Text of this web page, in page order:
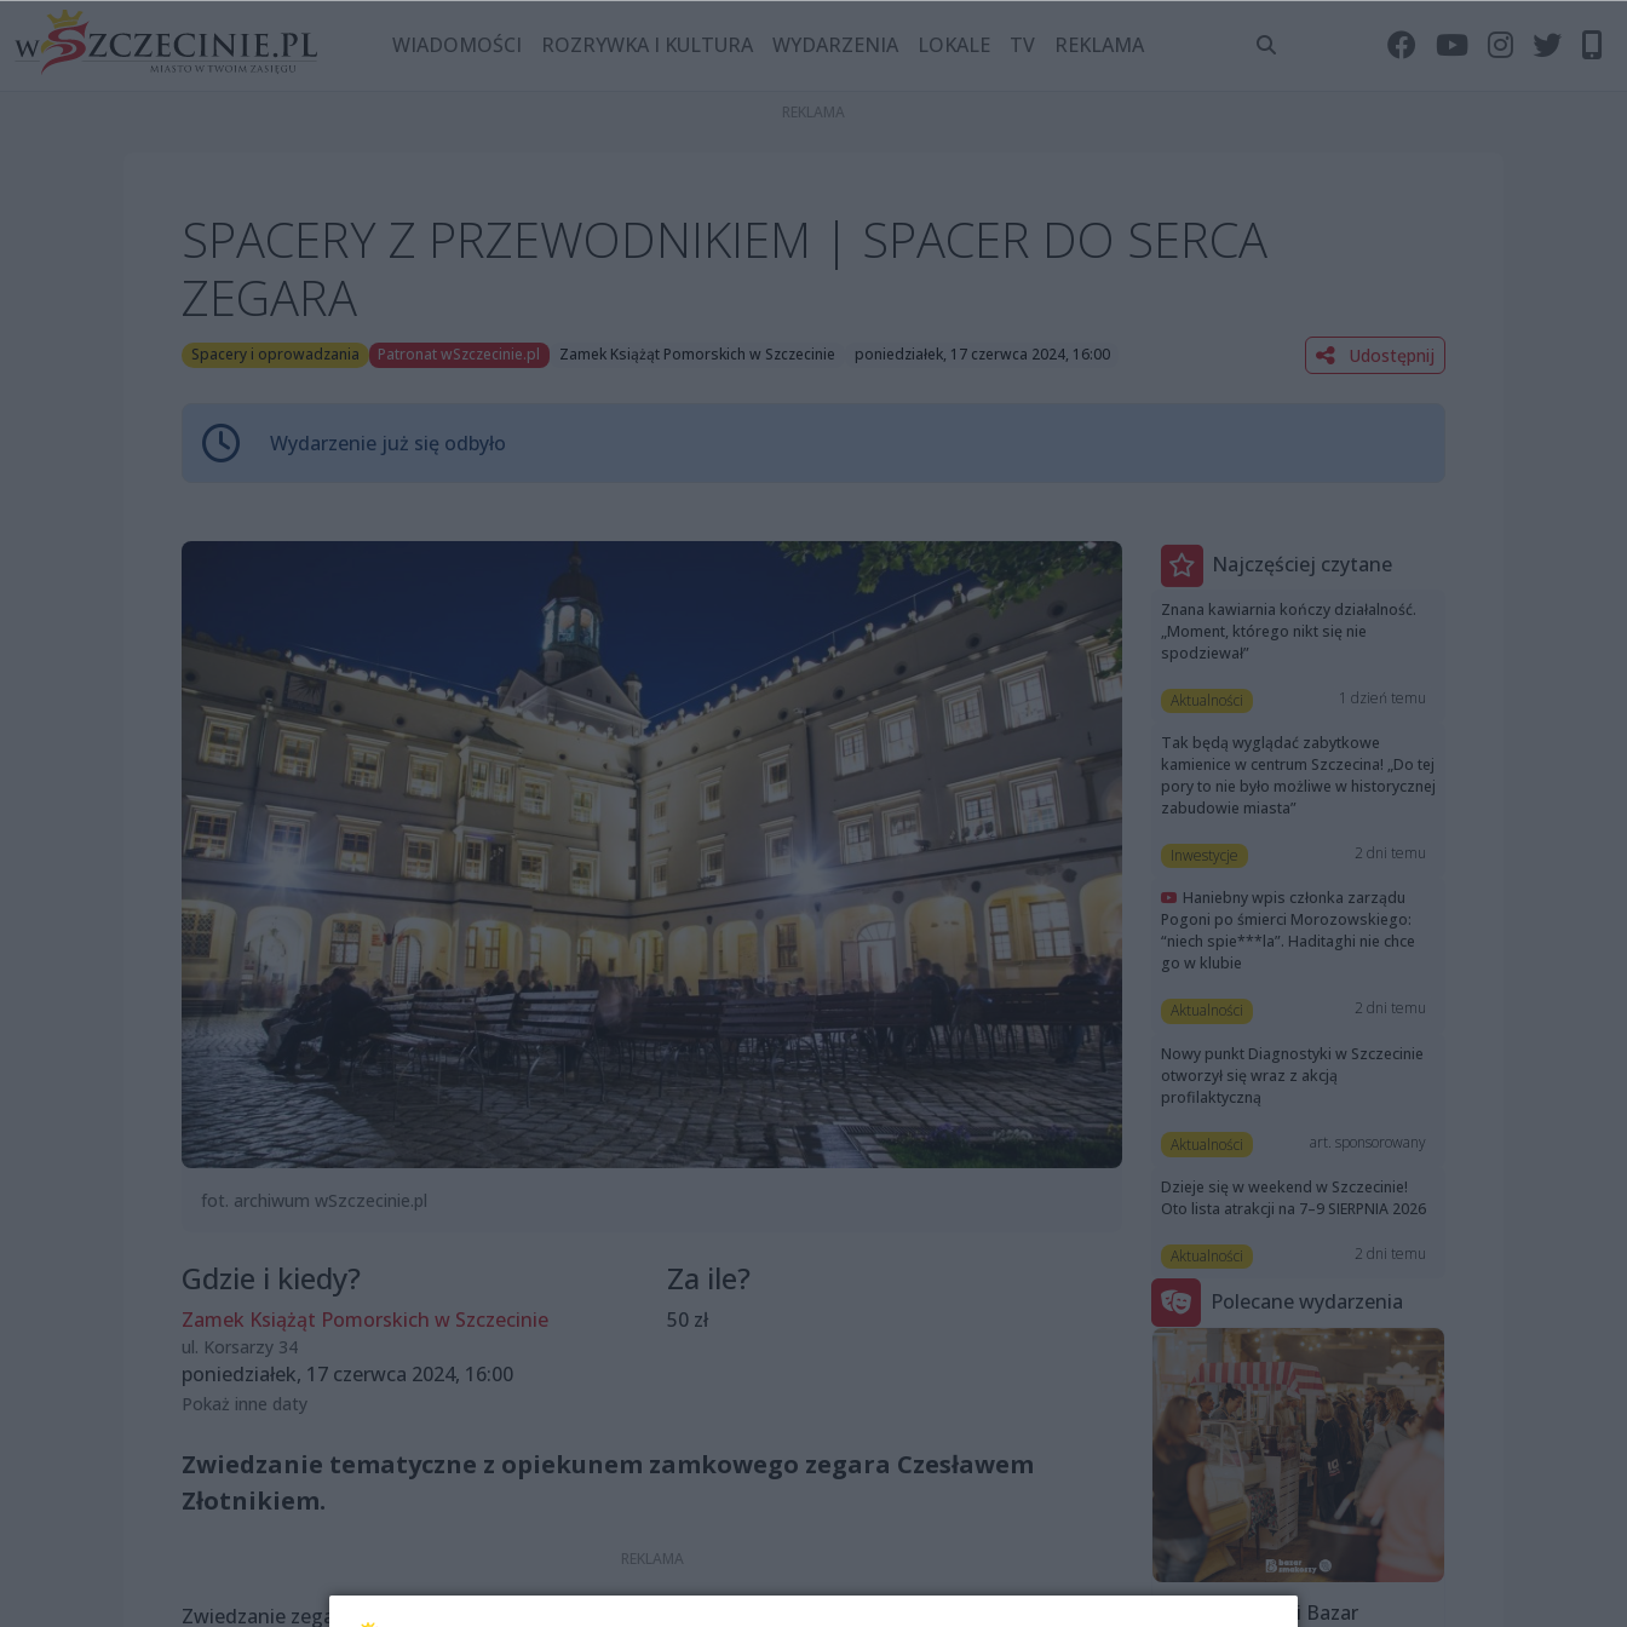
WIADOMOŚCI ROZRYWKA I KULTURA WYDARZENIA LOKALE TV REKLAMA
SPACERY Z PRZEWODNIKIEM | SPACER DO SERCA
ZEGARA
Spacery i oprowadzania Patronat wSzczecinie.pl Zamek Książąt Pomorskich w Szczecinie poniedziałek, 17 czerwca 2024, 16:00 Udostępnij
Wydarzenie już się odbyło
fot. archiwum wSzczecinie.pl
Gdzie i kiedy?
Zamek Książąt Pomorskich w Szczecinie
ul. Korsarzy 34
poniedziałek, 17 czerwca 2024, 16:00
Za ile?
50 zł
Pokaż inne daty
Zwiedzanie tematyczne z opiekunem zamkowego zegara Czesławem
Złotnikiem.
Zwiedzanie zegara to okazja, aby z bliska przyjrzeć się działaniu jego mechanizmów. O budowie, jego
Najczęściej czytane
Znana kawiarnia kończy działalność.
„Moment, którego nikt się nie
spodziewał”
Aktualności 1 dzień temu
Tak będą wyglądać zabytkowe
kamienice w centrum Szczecina! „Do tej
pory to nie było możliwe w historycznej
zabudowie miasta”
Inwestycje 2 dni temu
Haniebny wpis członka zarządu
Pogoni po śmierci Morozowskiego:
“niech spie***la”. Haditaghi nie chce
go w klubie
Aktualności 2 dni temu
Nowy punkt Diagnostyki w Szczecinie
otworzył się wraz z akcją
profilaktyczną
Aktualności art. sponsorowany
Dzieje się w weekend w Szczecinie!
Oto lista atrakcji na 7–9 SIERPNIA 2026
Aktualności 2 dni temu
Polecane wydarzenia
Szczeciński Bazar